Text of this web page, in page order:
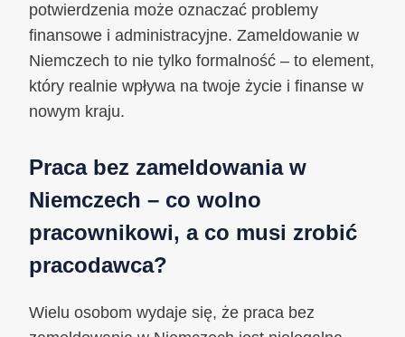
potwierdzenia może oznaczać problemy
finansowe i administracyjne. Zameldowanie w
Niemczech to nie tylko formalność – to element,
który realnie wpływa na twoje życie i finanse w
nowym kraju.
Praca bez zameldowania w
Niemczech – co wolno
pracownikowi, a co musi zrobić
pracodawca?
Wielu osobom wydaje się, że praca bez